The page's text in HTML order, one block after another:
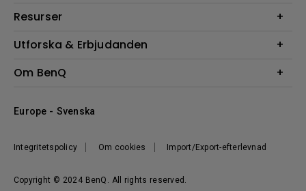
Högtalare
Support
Hämta Sök
Resurser
Projektor Kalkylator
Utforska & Erbjudanden
Events, Promotions & Webinars
Om BenQ
Corporate Social Responsibility
Nyheter
Copyright © 2024 BenQ. All rights reserved.
Integritetspolicy Om cookies Import/Export-efterlevnad
Europe - Svenska